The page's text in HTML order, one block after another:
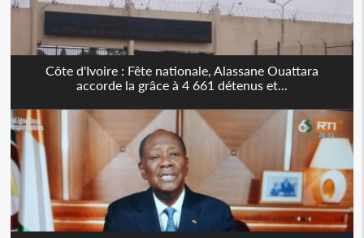
Côte d'Ivoire : Fête nationale, Alassane Ouattara
accorde la grâce à 4 661 détenus et...